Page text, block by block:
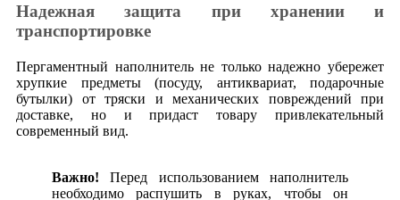
Надежная защита при хранении и
транспортировке
Пергаментный наполнитель не только надежно убережет
хрупкие предметы (посуду, антиквариат, подарочные
бутылки) от тряски и механических повреждений при
доставке, но и придаст товару привлекательный
современный вид.
Важно!Перед использованием наполнитель
необходимо распушить в руках, чтобы он